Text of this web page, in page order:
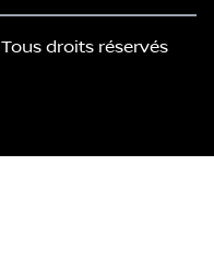
Tous droits réservés